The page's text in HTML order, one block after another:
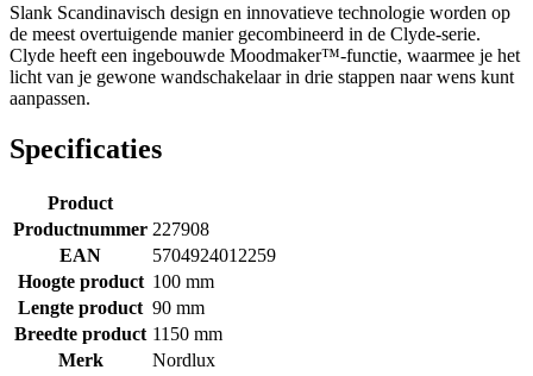
Slank Scandinavisch design en innovatieve technologie worden op
de meest overtuigende manier gecombineerd in de Clyde-serie.
Clyde heeft een ingebouwde Moodmaker™-functie, waarmee je het
licht van je gewone wandschakelaar in drie stappen naar wens kunt
aanpassen.
Specificaties
Product
Productnummer 227908
EAN
5704924012259
Hoogte product 100 mm
Lengte product 90 mm
Breedte product 1150 mm
Merk
Nordlux